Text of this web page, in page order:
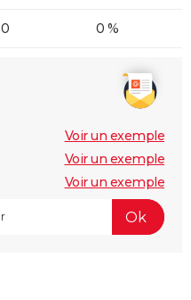
0 0 %
Voir un exemple
Voir un exemple
Voir un exemple